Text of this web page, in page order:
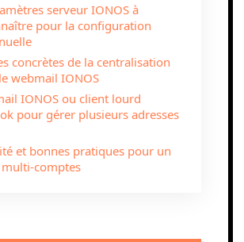
serveur IONOS à
pour la configuration
concrètes de la centralisation
webmail IONOS
IONOS ou client lourd
pour gérer plusieurs adresses
et bonnes pratiques pour un
multi-comptes